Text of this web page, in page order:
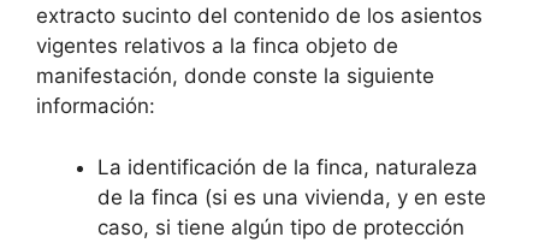
extracto sucinto del contenido de los asientos
vigentes relativos a la finca objeto de
manifestación, donde conste la siguiente
información:
La identificación de la finca, naturaleza
de la finca (si es una vivienda, y en este
caso, si tiene algún tipo de protección